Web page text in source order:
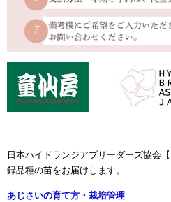
日本ハイドランジアブリーダーズ協会
録品種の苗をお届けします。
あじさいの育て方・栽培管理